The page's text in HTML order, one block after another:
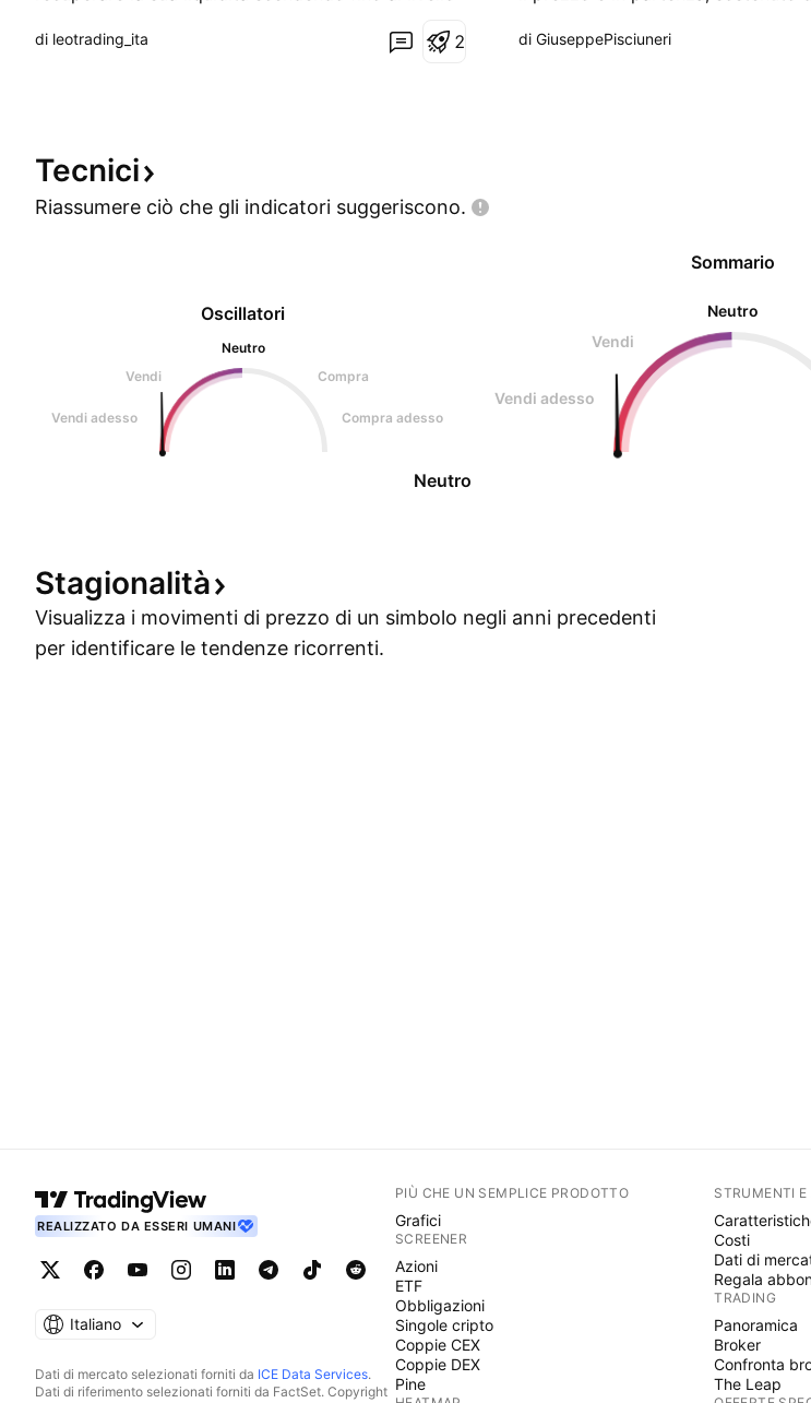
FIBO, per poi iniziare la sua vera ascesa.
di leotrading_ita 2
Ingresso LONG: il livello chiave per
di GiuseppePisciuneri
Tecnici
Riassumere ciò che gli indicatori suggeriscono.
Oscillatori
Neutro
Vendi
Compra
Vendi adesso Compra adesso
Neutro
Sommario
Neutro
Vendi
Vendi adesso
Stagionalità
Visualizza i movimenti di prezzo di un simbolo negli anni precedenti
per identificare le tendenze ricorrenti.
REALIZZATO DA ESSERI UMANI
Italiano
Dati di mercato selezionati forniti da ICE Data Services.
Dati di riferimento selezionati forniti da FactSet. Copyright
PIÙ CHE UN SEMPLICE PRODOTTO
Grafici
SCREENER
Azioni
ETF
Obbligazioni
Singole cripto
Coppie CEX
Coppie DEX
Pine
STRUMENTI
Costi
Dati di
Regala
TRADING
Panoramica
Broker
Confronta
The Leap